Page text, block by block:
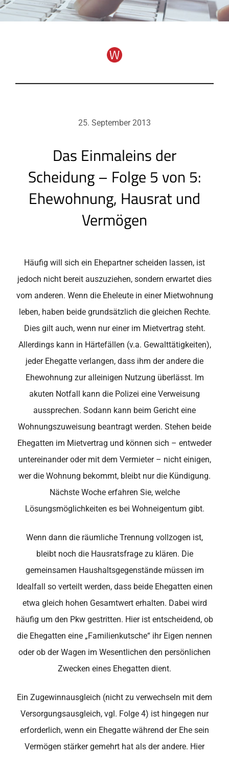
Das Einmaleins der
Scheidung – Folge 5 von 5:
Ehewohnung, Hausrat und
Vermögen
25. September 2013
Häufig will sich ein Ehepartner scheiden lassen, ist
jedoch nicht bereit auszuziehen, sondern erwartet dies
vom anderen. Wenn die Eheleute in einer Mietwohnung
leben, haben beide grundsätzlich die gleichen Rechte.
Dies gilt auch, wenn nur einer im Mietvertrag steht.
Allerdings kann in Härtefällen (v.a. Gewalttätigkeiten),
jeder Ehegatte verlangen, dass ihm der andere die
Ehewohnung zur alleinigen Nutzung überlässt. Im
akuten Notfall kann die Polizei eine Verweisung
aussprechen. Sodann kann beim Gericht eine
Wohnungszuweisung beantragt werden. Stehen beide
Ehegatten im Mietvertrag und können sich – entweder
untereinander oder mit dem Vermieter – nicht einigen,
wer die Wohnung bekommt, bleibt nur die Kündigung.
Nächste Woche erfahren Sie, welche
Lösungsmöglichkeiten es bei Wohneigentum gibt.
Wenn dann die räumliche Trennung vollzogen ist,
bleibt noch die Hausratsfrage zu klären. Die
gemeinsamen Haushaltsgegenstände müssen im
Idealfall so verteilt werden, dass beide Ehegatten einen
etwa gleich hohen Gesamtwert erhalten. Dabei wird
häufig um den Pkw gestritten. Hier ist entscheidend, ob
die Ehegatten eine „Familienkutsche“ ihr Eigen nennen
oder ob der Wagen im Wesentlichen den persönlichen
Zwecken eines Ehegatten dient.
Ein Zugewinnausgleich (nicht zu verwechseln mit dem
Versorgungsausgleich, vgl. Folge 4) ist hingegen nur
erforderlich, wenn ein Ehegatte während der Ehe sein
Vermögen stärker gemehrt hat als der andere. Hier